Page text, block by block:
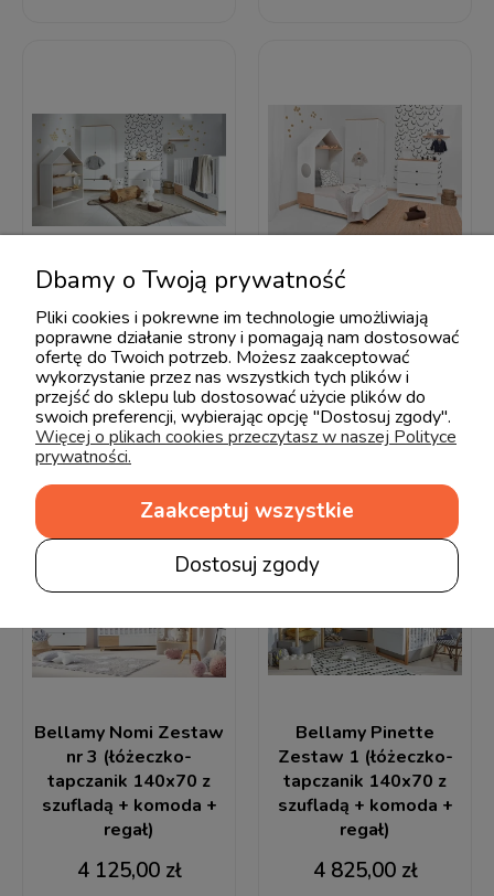
Bellamy Nomi Zestaw
nr 1 (łóżeczko-
tapczanik 140x70 z
szufladą + komoda +
szafa + regał + półka)
5 800,00 zł
Bellamy Nomi Zestaw
nr 2 (łóżeczko-
tapczanik 140x70 z
szufladą + komoda +
szafa + regał + półka)
6 185,00 zł
Bellamy Nomi Zestaw
nr 3 (łóżeczko-
tapczanik 140x70 z
szufladą + komoda +
regał)
4 125,00 zł
Bellamy Pinette
Zestaw 1 (łóżeczko-
tapczanik 140x70 z
szufladą + komoda +
regał)
4 825,00 zł
Dbamy o Twoją prywatność
Pliki cookies i pokrewne im technologie umożliwiają
poprawne działanie strony i pomagają nam dostosować
ofertę do Twoich potrzeb. Możesz zaakceptować
wykorzystanie przez nas wszystkich tych plików i
przejść do sklepu lub dostosować użycie plików do
swoich preferencji, wybierając opcję "Dostosuj zgody".
Więcej o plikach cookies przeczytasz w naszej Polityce
prywatności.
Dostosuj zgody
Zaakceptuj wszystkie